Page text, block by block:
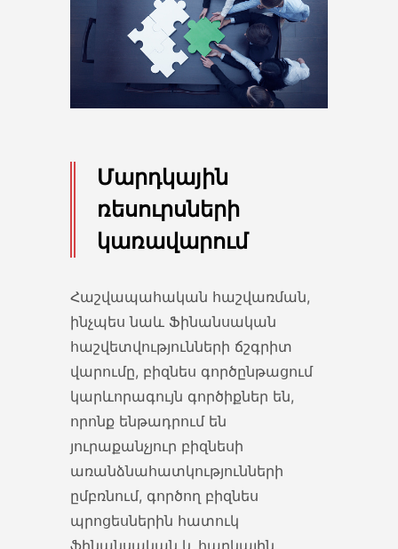
16 Jun 2022
Արտահանման արգելք,ցորեն,ձեթ
ՇԱՐՔ ԱՊՐԱՆՔՆԵՐԻ
ԱՐՏԱՀԱՆՄԱՆ...
ԱՏԳ ԱԱ 2204, 2205, 2206, 2207,
2208 ԵՎ 2402...
06 Jun 2022
Օրենսգրքի փոփոխություն
տուգանքների խստացում
ՀՀ հարկային օրենսգրքի
փոփոխություն «Հայաստանի
Հանրապետության հարկային
օրենսգրքում փոփոխություններ...
Մարդկային
ռեսուրսների
կառավարում
Հաշվապահական հաշվառման,
ինչպես նաև Ֆինանսական
հաշվետվությունների ճշգրիտ
վարումը, բիզնես գործընթացում
կարևորագույն գործիքներ են,
որոնք ենթադրում են
յուրաքանչյուր բիզնեսի
առանձնահատկությունների
ըմբռնում, գործող բիզնես
պրոցեսներին հատուկ